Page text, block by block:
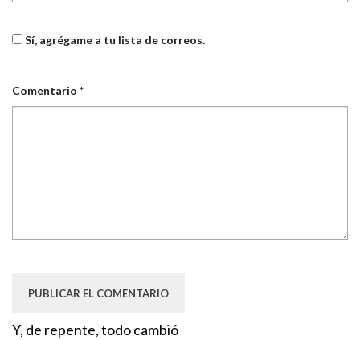
Sí, agrégame a tu lista de correos.
Comentario *
Y, de repente, todo cambió